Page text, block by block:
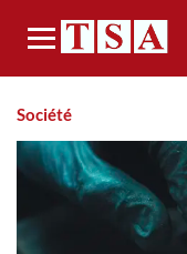
Menu
Société